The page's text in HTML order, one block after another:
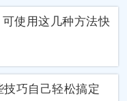
使用这几种方法快
巧自己轻松搞定